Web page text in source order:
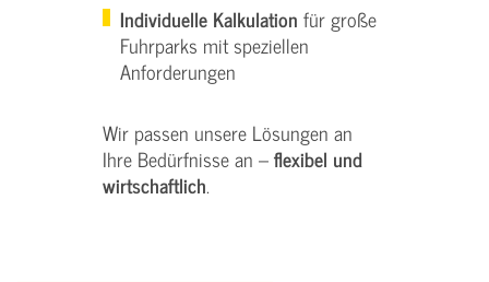
Individuelle Kalkulation für große
Fuhrparks mit speziellen
Anforderungen
Wir passen unsere Lösungen an
Ihre Bedürfnisse an –flexibel und
wirtschaftlich.